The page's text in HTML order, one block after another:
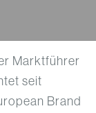
Marktführer
seit
Brand